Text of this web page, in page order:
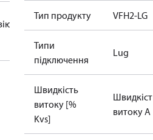
Тип продукту VFH2-LG
Типи
підключення
Lug
Швидкість
витоку [%
Kvs]
витоку А